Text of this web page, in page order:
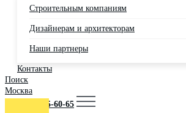
Строительным компаниям
Дизайнерам и архитекторам
Наши партнеры
Контакты
Поиск
Москва
+7 (495) 725-60-65